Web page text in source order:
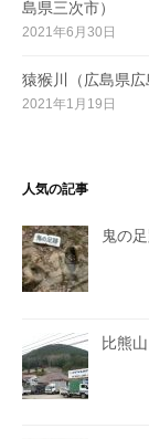
島県三次市）
2021年6月30日
猿猴川（広島県広
2021年1月19日
人気の記事
鬼の
比熊